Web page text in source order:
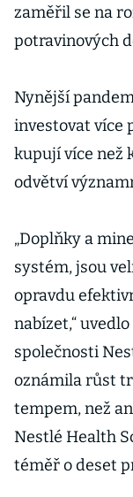
zaměřil se na
potravinových
Nynější
investovat více
kupují více než
odvětví
„Doplňky a
systém, jsou
opravdu
nabízet,“
společnosti
oznámila růst
tempem, než
Nestlé Health
téměř o deset